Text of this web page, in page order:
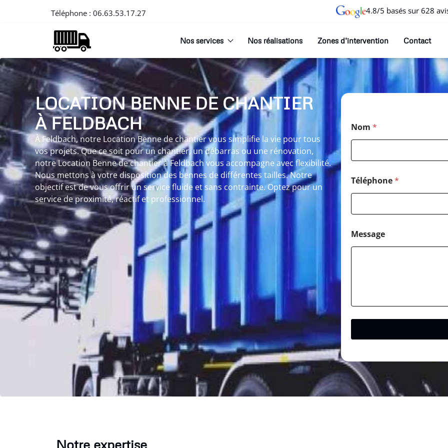
Téléphone : 06.63.53.17.27 4.8/5 basés sur 628
Nos services Nos réalisations Zones d’intervention Contact
LOCATION BENNE DE CHANTIER
À FELDBACH
À Feldbach, notre Location Benne de chantier vous simplifie la vie pour tous
vos projets. Que ce soit pour un chantier, un débarras ou une rénovation,
notre Location Benne de chantier à Feldbach vous accompagne avec flexibilité.
Nous mettons à votre disposition des bennes de différentes tailles. Notre
objectif est de vous offrir un service fluide et sans contrainte. Optez pour un
service de proximité, réactif et professionnel.
Nom *
Téléphone*
Message
Notre expertise